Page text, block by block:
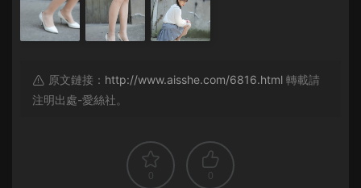
原文鏈接： http://www.aisshe.com/6816.html 轉載請
注明出處-愛絲社。
0 0